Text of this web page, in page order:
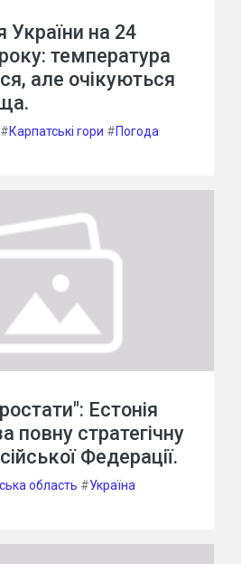
України на 24
температура
але очікуються
#Карпатські гори #Погода
Естонія
повну стратегічну
Федерації.
область #Україна